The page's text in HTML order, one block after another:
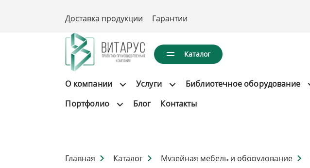
Доставка продукции Гарантии
Каталог
О компании Услуги Библиотечное оборудование
Портфолио
Блог Контакты
Главная Каталог Музейная мебель и оборудование